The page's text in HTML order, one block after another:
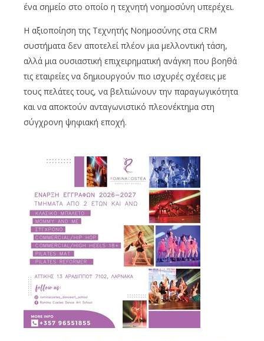
ένα σημείο στο οποίο η τεχνητή νοημοσύνη υπερέχει.
Η αξιοποίηση της Τεχνητής Νοημοσύνης στα CRM
συστήματα δεν αποτελεί πλέον μια μελλοντική τάση,
αλλά μια ουσιαστική επιχειρηματική ανάγκη που βοηθά
τις εταιρείες να δημιουργούν πιο ισχυρές σχέσεις με
τους πελάτες τους, να βελτιώνουν την παραγωγικότητα
και να αποκτούν ανταγωνιστικό πλεονέκτημα στη
σύγχρονη ψηφιακή εποχή.